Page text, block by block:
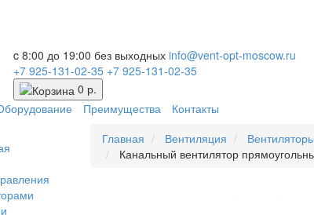
c 8:00 до 19:00 без выходных info@vent-opt-moscow.ru
+7 925-131-02-35 +7 925-131-02-35
0 р.
Преимущества
Контакты
Главная Вентиляция Вентиляторы
Канальный вентилятор